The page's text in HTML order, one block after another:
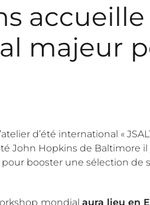
majeur
d’été international «
John Hopkins de Baltimore
booster une sélection de
mondialaura lieu en